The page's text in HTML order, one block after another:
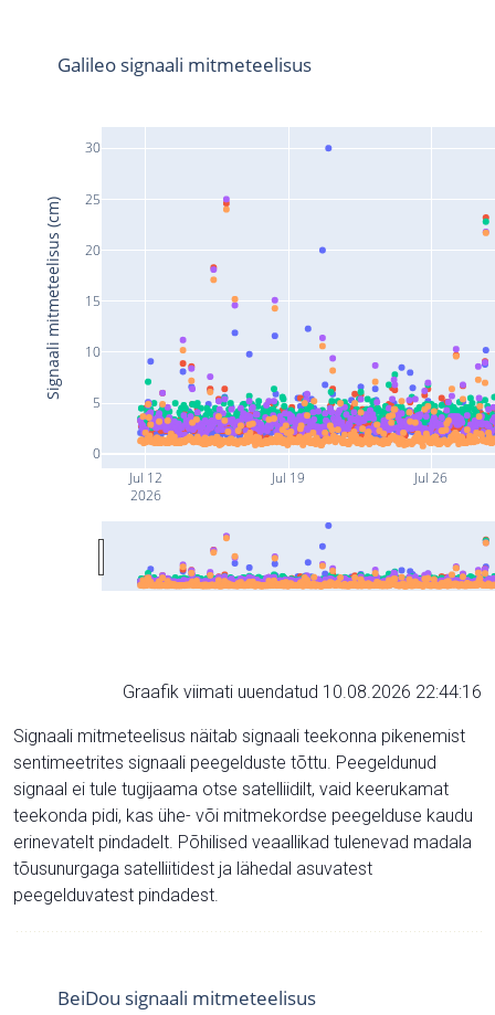
Jul 12
2026
Jul 19 Jul 26
0
5
10
15
20
25
30
Galileo signaali mitmeteelisus
Signaali mitmeteelisus (cm)
Graafik viimati uuendatud 10.08.2026 22:44:16
Signaali mitmeteelisus näitab signaali teekonna pikenemist
sentimeetrites signaali peegelduste tõttu. Peegeldunud
signaal ei tule tugijaama otse satelliidilt, vaid keerukamat
teekonda pidi, kas ühe- või mitmekordse peegelduse kaudu
erinevatelt pindadelt. Põhilised veaallikad tulenevad madala
tõusunurgaga satelliitidest ja lähedal asuvatest
peegelduvatest pindadest.
BeiDou signaali mitmeteelisus